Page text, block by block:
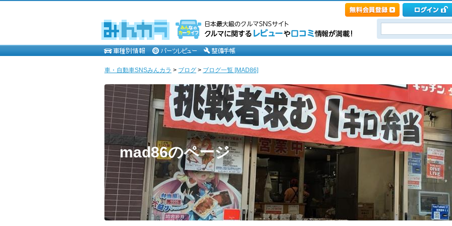
車・自動車SNSみんカラ > ブログ > ブログ一覧 [MAD86]
mad86のページ